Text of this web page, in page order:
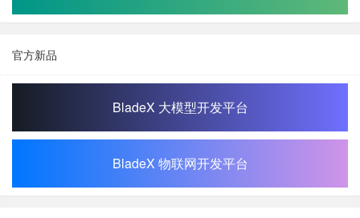
官方新品
BladeX 大模型开发平台
BladeX 物联网开发平台